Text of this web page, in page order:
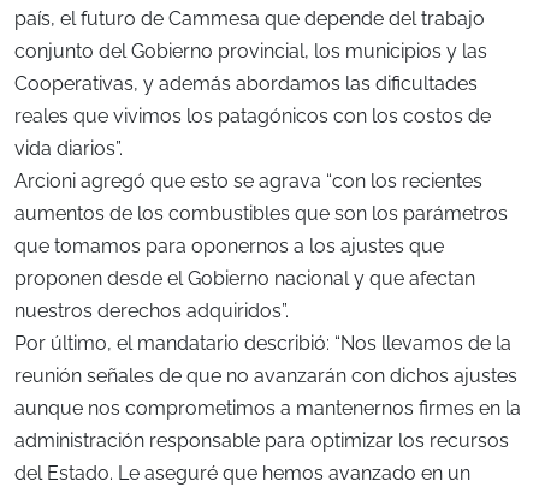
país, el futuro de Cammesa que depende del trabajo
conjunto del Gobierno provincial, los municipios y las
Cooperativas, y además abordamos las dificultades
reales que vivimos los patagónicos con los costos de
vida diarios”.
Arcioni agregó que esto se agrava “con los recientes
aumentos de los combustibles que son los parámetros
que tomamos para oponernos a los ajustes que
proponen desde el Gobierno nacional y que afectan
nuestros derechos adquiridos”.
Por último, el mandatario describió: “Nos llevamos de la
reunión señales de que no avanzarán con dichos ajustes
aunque nos comprometimos a mantenernos firmes en la
administración responsable para optimizar los recursos
del Estado. Le aseguré que hemos avanzado en un